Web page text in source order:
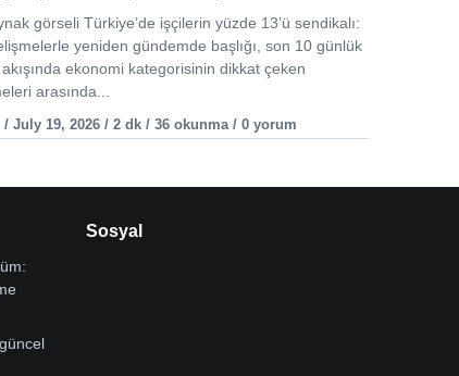
görseli Türkiye’de işçilerin yüzde 13’ü sendikalı:
yeniden gündemde başlığı, son 10 günlük
ekonomi kategorisinin dikkat çeken
arasında...
July 19, 2026 / 2 dk / 36 okunma / 0 yorum
Sosyal